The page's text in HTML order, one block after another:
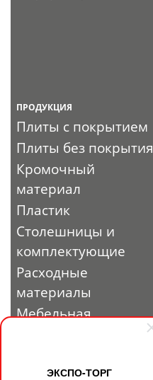
ЭКСПО-ТОРГ
ПРОДУКЦИЯ
Плиты с покрытием
Плиты без покрытия
Кромочный
материал
Пластик
Столешницы и
комплектующие
Расходные
материалы
Мебельная
профиль и